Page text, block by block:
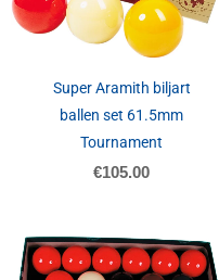
Super Aramith biljart
ballen set 61.5mm
Tournament
€105.00